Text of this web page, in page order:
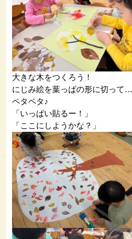
大きな木をつくろう！
にじみ絵を葉っぱの形に切って…
ペタペタ♪
「いっぱい貼るー！」
「ここにしようかな？」